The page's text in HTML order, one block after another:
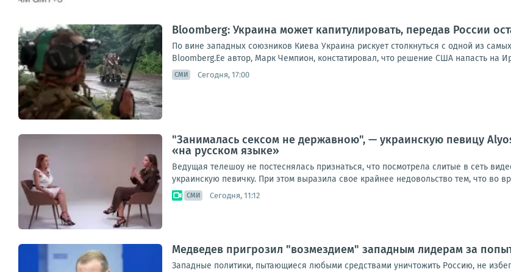
Bloomberg: Украина может капитулировать, передав России
По вине западных союзников Киева Украина рискует столкнуться с одной из
Bloomberg.Ее автор, Марк Чемпион, констатировал, что решение США напасть на
СМИ Сегодня, 17:00
"Занималась сексом не державною", — украинскую певицу
«на русском языке»
Ведущая телешоу не постеснялась признаться, что посмотрела слитые в сеть
украинскую певичку. При этом выразила свое крайнее недовольство тем, что во
СМИ Сегодня, 11:12
Медведев пригрозил "возмездием" западным лидерам за
Западные политики, пытающиеся любыми средствами уничтожить Россию, не